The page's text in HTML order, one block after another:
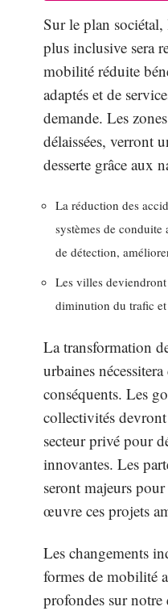
Sur le plan sociétal,
plus inclusive sera
mobilité réduite
adaptés et de
demande. Les
délaissées, verront
desserte grâce aux
La réduction des
systèmes de
de détection,
Les villes
diminution du trafic
La transformation
urbaines
conséquents. Les
collectivités
secteur privé pour
innovantes. Les
seront majeurs
œuvre ces projets
Les changements
formes de mobilité
profondes sur